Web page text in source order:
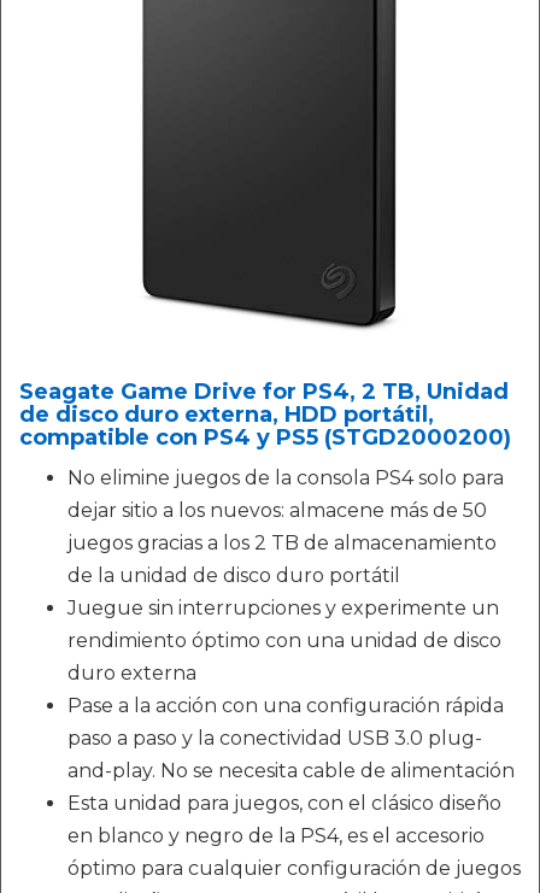
Seagate Game Drive for PS4, 2 TB, Unidad
de disco duro externa, HDD portátil,
compatible con PS4 y PS5 (STGD2000200)
No elimine juegos de la consola PS4 solo para
dejar sitio a los nuevos: almacene más de 50
juegos gracias a los 2 TB de almacenamiento
de la unidad de disco duro portátil
Juegue sin interrupciones y experimente un
rendimiento óptimo con una unidad de disco
duro externa
Pase a la acción con una configuración rápida
paso a paso y la conectividad USB 3.0 plug-
and-play. No se necesita cable de alimentación
Esta unidad para juegos, con el clásico diseño
en blanco y negro de la PS4, es el accesorio
óptimo para cualquier configuración de juegos